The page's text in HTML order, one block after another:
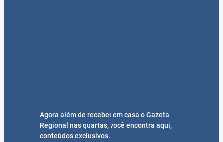
Agora além de receber em casa o Gazeta
Regional nas quartas, você encontra aqui,
conteúdos exclusivos.